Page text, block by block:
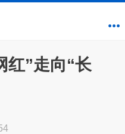
红”走向“长